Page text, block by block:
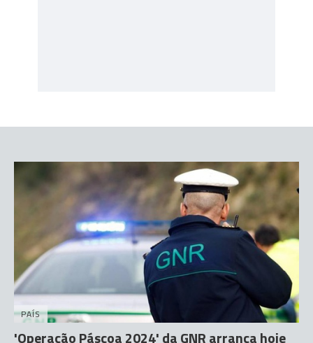
PAÍS
'Operação Páscoa 2024' da GNR arranca hoje